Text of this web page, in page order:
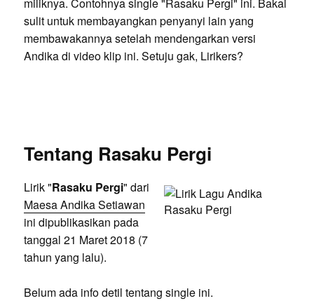
sulit untuk membayangkan penyanyi lain yang
membawakannya setelah mendengarkan versi
Andika di video klip ini. Setuju gak, Lirikers?
Tentang Rasaku Pergi
Lirik "Rasaku Pergi" dari
Maesa Andika Setiawan
ini dipublikasikan pada
tanggal 21 Maret 2018 (7
tahun yang lalu).
Belum ada info detil tentang single ini.